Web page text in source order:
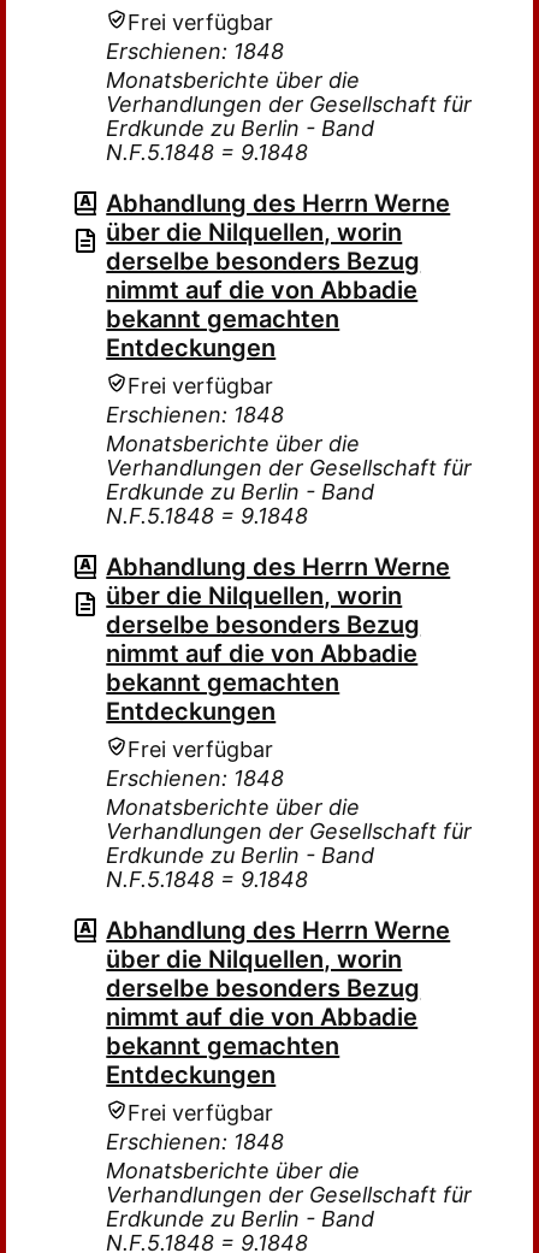
Frei verfügbar
Erschienen: 1848
Monatsberichte über die
Verhandlungen der Gesellschaft für
Erdkunde zu Berlin - Band
N.F.5.1848 = 9.1848
Abhandlung des Herrn Werne
über die Nilquellen, worin
derselbe besonders Bezug
nimmt auf die von Abbadie
bekannt gemachten
Entdeckungen
Frei verfügbar
Erschienen: 1848
Monatsberichte über die
Verhandlungen der Gesellschaft für
Erdkunde zu Berlin - Band
N.F.5.1848 = 9.1848
Abhandlung des Herrn Werne
über die Nilquellen, worin
derselbe besonders Bezug
nimmt auf die von Abbadie
bekannt gemachten
Entdeckungen
Frei verfügbar
Erschienen: 1848
Monatsberichte über die
Verhandlungen der Gesellschaft für
Erdkunde zu Berlin - Band
N.F.5.1848 = 9.1848
Abhandlung des Herrn Werne
über die Nilquellen, worin
derselbe besonders Bezug
nimmt auf die von Abbadie
bekannt gemachten
Entdeckungen
Frei verfügbar
Erschienen: 1848
Monatsberichte über die
Verhandlungen der Gesellschaft für
Erdkunde zu Berlin - Band
N.F.5.1848 = 9.1848